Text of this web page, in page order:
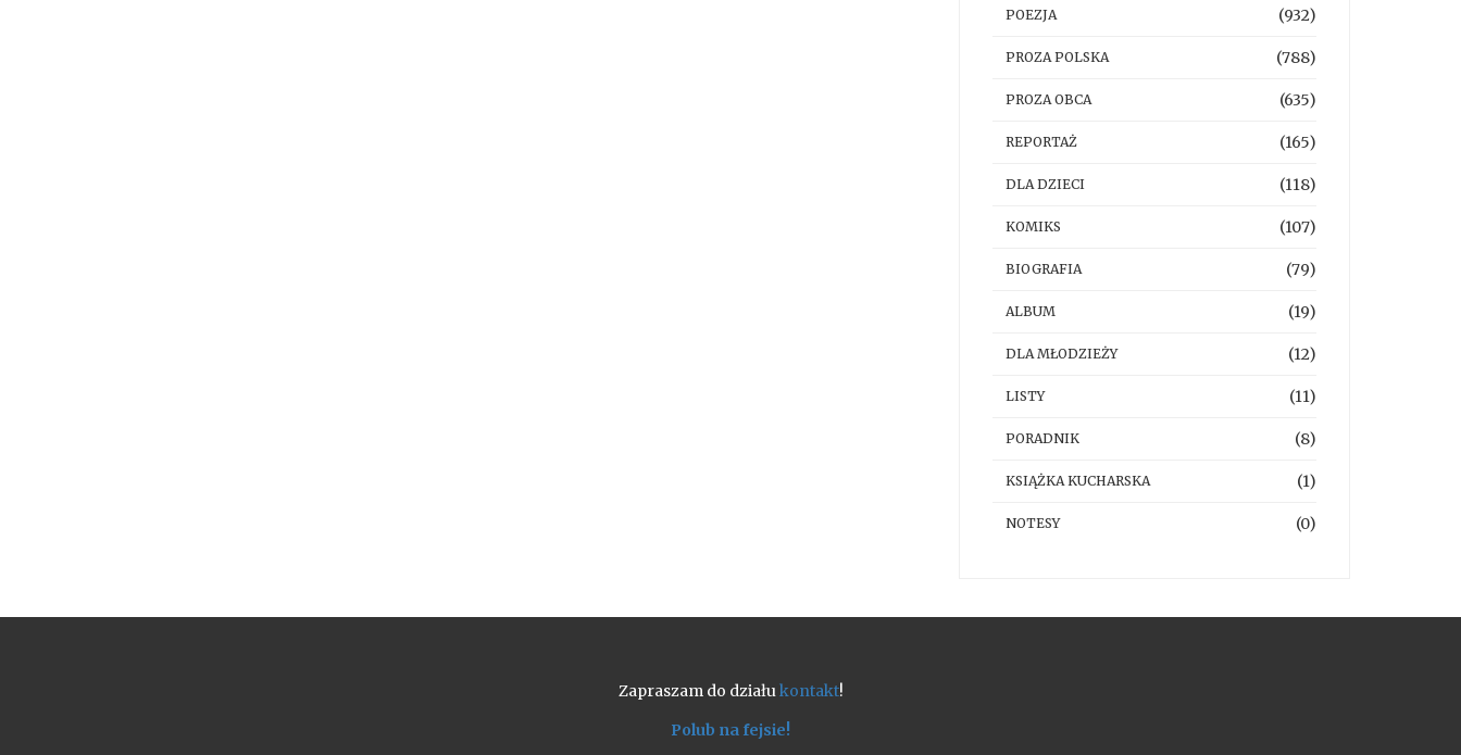
POEZJA (932)
PROZA POLSKA (788)
PROZA OBCA (635)
REPORTAŻ (165)
DLA DZIECI (118)
KOMIKS (107)
BIOGRAFIA (79)
ALBUM (19)
DLA MŁODZIEŻY (12)
LISTY (11)
PORADNIK (8)
KSIĄŻKA KUCHARSKA (1)
NOTESY (0)
Zapraszam do działukontakt!
Polub na fejsie!